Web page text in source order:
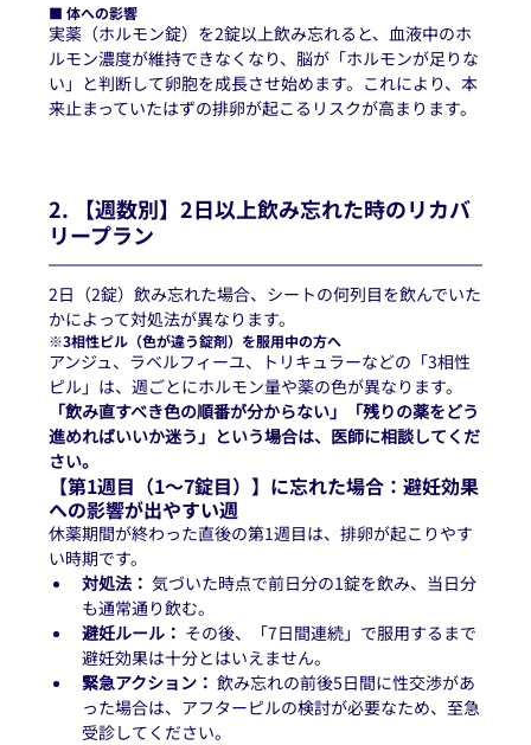
■ 体への影響
実薬（ホルモン錠）を2錠以上飲み忘れると、血液中のホ
ルモン濃度が維持できなくなり、脳が「ホルモンが足りな
い」と判断して卵胞を成長させ始めます。これにより、本
来止まっていたはずの排卵が起こるリスクが高まります。
2. 【週数別】2日以上飲み忘れた時のリカバ
リープラン
2日（2錠）飲み忘れた場合、シートの何列目を飲んでいた
かによって対処法が異なります。
※3相性ピル（色が違う錠剤）を服用中の方へ
アンジュ、ラベルフィーユ、トリキュラーなどの「3相性
ピル」は、週ごとにホルモン量や薬の色が異なります。
「飲み直すべき色の順番が分からない」「残りの薬をどう
進めればいいか迷う」という場合は、医師に相談してくだ
さい。
【第1週目（1〜7錠目）】に忘れた場合：避妊効果
への影響が出やすい週
休薬期間が終わった直後の第1週目は、排卵が起こりやす
い時期です。
対処法： 気づいた時点で前日分の1錠を飲み、当日分
も通常通り飲む。
避妊ルール： その後、「7日間連続」で服用するまで
避妊効果は十分とはいえません。
緊急アクション： 飲み忘れの前後5日間に性交渉があ
った場合は、アフターピルの検討が必要なため、至急
受診してください。